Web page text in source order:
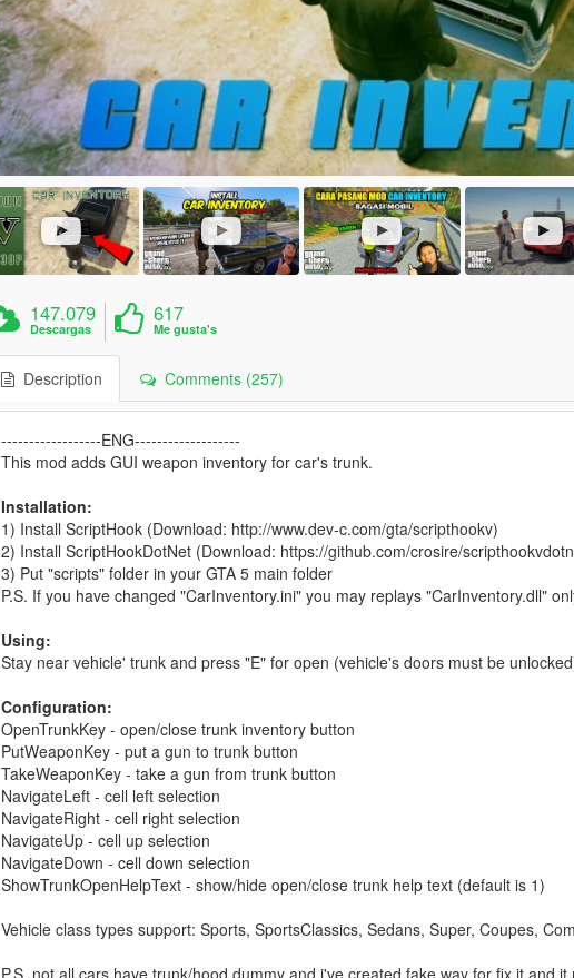
147.079
Descargas
617
Me gusta's
Description Comments (257)
------------------ENG-------------------
This mod adds GUI weapon inventory for car's trunk.
Installation:
1) Install ScriptHook (Download: http://www.dev-c.com/gta/scripthookv)
2) Install ScriptHookDotNet (Download: https://github.com/crosire/
3) Put "scripts" folder in your GTA 5 main folder
P.S. If you have changed "CarInventory.ini" you may replays "CarInventory.dll"
Using:
Stay near vehicle' trunk and press "E" for open (vehicle's doors must be
Configuration:
OpenTrunkKey - open/close trunk inventory button
PutWeaponKey - put a gun to trunk button
TakeWeaponKey - take a gun from trunk button
NavigateLeft - cell left selection
NavigateRight - cell right selection
NavigateUp - cell up selection
NavigateDown - cell down selection
ShowTrunkOpenHelpText - show/hide open/close trunk help text (default is 1)
Vehicle class types support: Sports, SportsClassics, Sedans, Super, Coupes,
P.S. not all cars have trunk/hood dummy and i've created fake way for fix it and